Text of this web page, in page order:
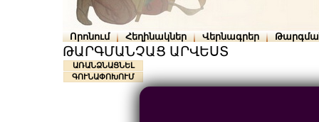
Որոնում Հեղինակներ Վերնագրեր
ԹԱՐԳՄԱՆՉԱՑ ԱՐՎԵՍՏ
ԱՌԱՆՁՆԱՑՆԵԼ
ԳՈՒՆԱՓՈԽՈՒՄ